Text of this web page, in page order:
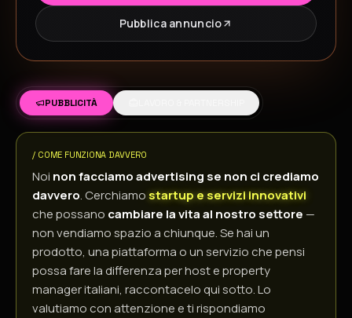
Pubblica annuncio
PUBBLICITÀ
/ COME FUNZIONA DAVVERO
Noi non facciamo advertising se non ci crediamo
davvero. Cerchiamostartup e servizi innovativi
che possano cambiare la vita al nostro settore —
non vendiamo spazio a chiunque. Se hai un
prodotto, una piattaforma o un servizio che pensi
possa fare la differenza per host e property
manager italiani, raccontacelo qui sotto. Lo
valutiamo con attenzione e ti rispondiamo